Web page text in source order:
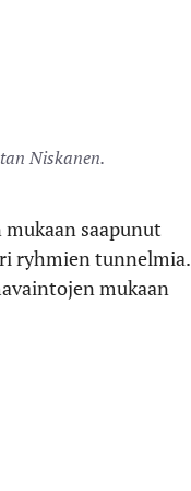
Niskanen.
saapunut
ryhmien tunnelmia.
mukaan